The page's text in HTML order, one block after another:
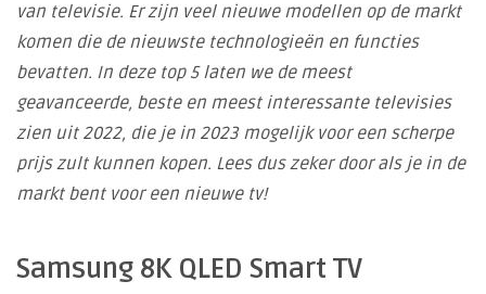
van televisie. Er zijn veel nieuwe modellen op de markt
komen die de nieuwste technologieën en functies
bevatten. In deze top 5 laten we de meest
geavanceerde, beste en meest interessante televisies
zien uit 2022, die je in 2023 mogelijk voor een scherpe
prijs zult kunnen kopen. Lees dus zeker door als je in de
markt bent voor een nieuwe tv!
Samsung 8K QLED Smart TV